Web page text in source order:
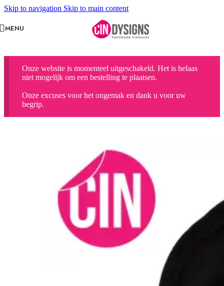
Skip to navigation Skip to main content
MENU
Onze website is momenteel uitgeschakeld. Het is helaas
niet mogelijk om een bestelling te plaatsen.
Onze excuses voor het ongemak en dank u voor uw
begrip.